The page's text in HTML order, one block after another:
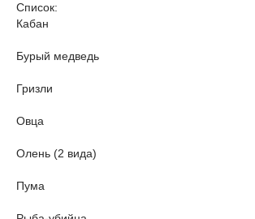
Список:
Кабан
Бурый медведь
Гризли
Овца
Олень (2 вида)
Пума